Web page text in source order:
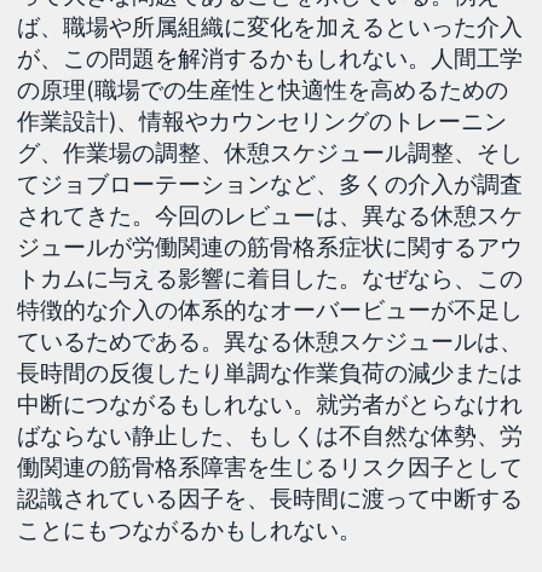
ば、職場や所属組織に変化を加えるといった介入
が、この問題を解消するかもしれない。人間工学
の原理(職場での生産性と快適性を高めるための
作業設計)、情報やカウンセリングのトレーニン
グ、作業場の調整、休憩スケジュール調整、そし
てジョブローテーションなど、多くの介入が調査
されてきた。今回のレビューは、異なる休憩スケ
ジュールが労働関連の筋骨格系症状に関するアウ
トカムに与える影響に着目した。なぜなら、この
特徴的な介入の体系的なオーバービューが不足し
ているためである。異なる休憩スケジュールは、
長時間の反復したり単調な作業負荷の減少または
中断につながるもしれない。就労者がとらなけれ
ばならない静止した、もしくは不自然な体勢、労
働関連の筋骨格系障害を生じるリスク因子として
認識されている因子を、長時間に渡って中断する
ことにもつながるかもしれない。